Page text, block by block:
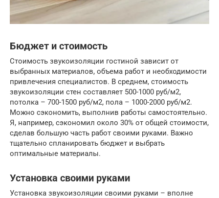
Бюджет и стоимость
Стоимость звукоизоляции гостиной зависит от
выбранных материалов, объема работ и необходимости
привлечения специалистов. В среднем, стоимость
звукоизоляции стен составляет 500-1000 руб/м2,
потолка – 700-1500 руб/м2, пола – 1000-2000 руб/м2.
Можно сэкономить, выполнив работы самостоятельно.
Я, например, сэкономил около 30% от общей стоимости,
сделав большую часть работ своими руками. Важно
тщательно спланировать бюджет и выбрать
оптимальные материалы.
Установка своими руками
Установка звукоизоляции своими руками – вполне